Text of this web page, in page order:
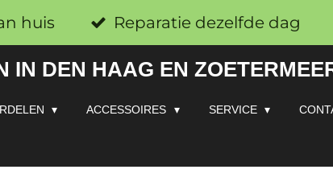
huis Reparatie dezelfde dag
IN DEN HAAG EN
ACCESSOIRES SERVICE